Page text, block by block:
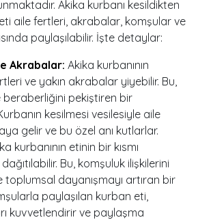
Akika kurbanı kesildikten
aile fertleri, akrabalar, komşular ve
paylaşılabilir. İşte detaylar:
Akrabalar: Akika kurbanının
ve yakın akrabalar yiyebilir. Bu,
beraberliğini pekiştiren bir
kesilmesi vesilesiyle aile
gelir ve bu özel anı kutlarlar.
kurbanının etinin bir kısmı
Bu, komşuluk ilişkilerini
toplumsal dayanışmayı artıran bir
paylaşılan kurban eti,
kuvvetlendirir ve paylaşma